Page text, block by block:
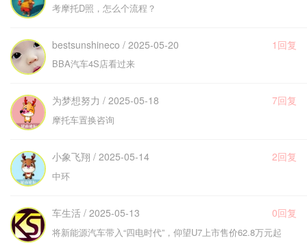
考摩托D照，怎么个流程？
bestsunshineco / 2025-05-20 1回复
BBA汽车4S店看过来
为梦想努力 / 2025-05-18 7回复
摩托车置换咨询
小象飞翔 / 2025-05-14 2回复
中环
车生活 / 2025-05-13 0回复
将新能源汽车带入“四电时代”，仰望U7上市售价62.8万元起